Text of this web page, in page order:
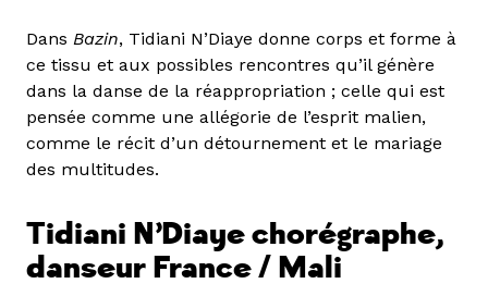
Dans Bazin, Tidiani N’Diaye donne corps et forme à
ce tissu et aux possibles rencontres qu’il génère
dans la danse de la réappropriation ; celle qui est
pensée comme une allégorie de l’esprit malien,
comme le récit d’un détournement et le mariage
des multitudes.
Tidiani N’Diayechorégraphe,
danseur France / Mali